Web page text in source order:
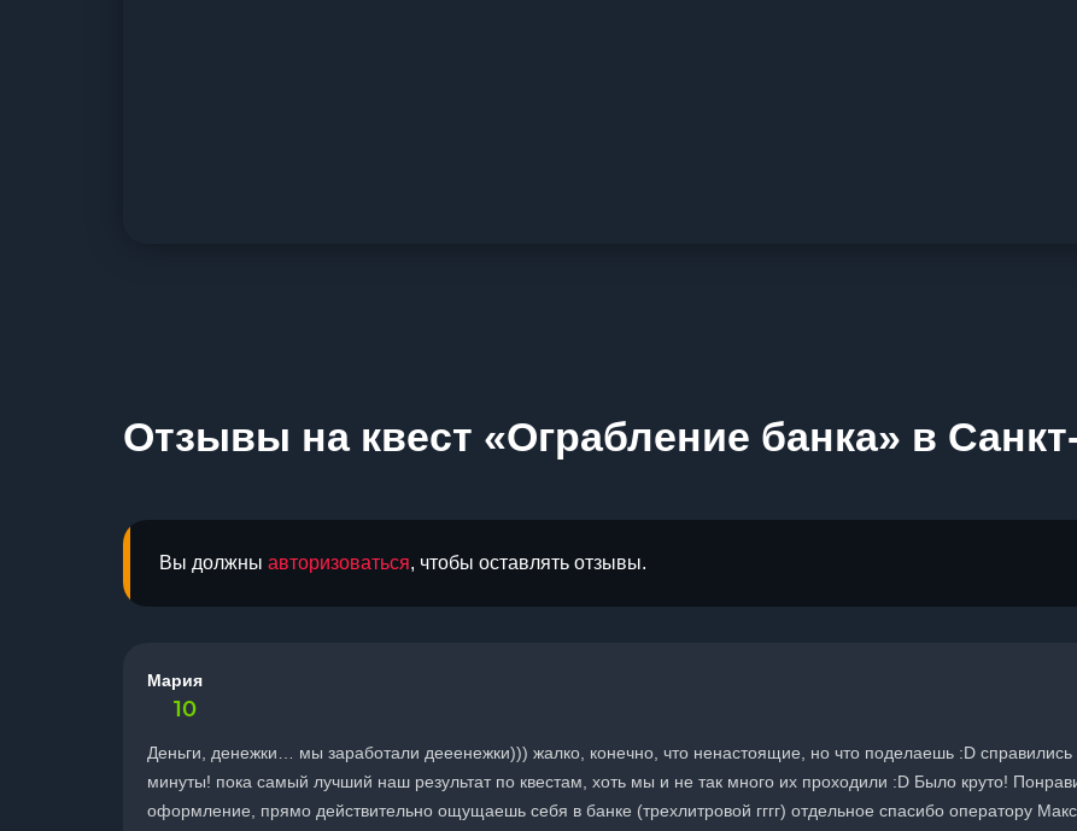
Отзывы на квест «Ограбление банка» в
Вы должны авторизоваться, чтобы оставлять отзывы.
Мария
10
Деньги, денежки… мы заработали дееенежки))) жалко, конечно, что ненастоящие, но что поделаешь :D справились
минуты! пока самый лучший наш результат по квестам, хоть мы и не так много их проходили :D Было круто!
оформление, прямо действительно ощущаешь себя в банке (трехлитровой гггг) отдельное спасибо оператору